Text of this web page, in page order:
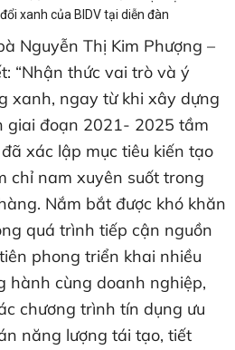
xanh của BIDV tại diễn đàn
Nguyễn Thị Kim Phượng –
“Nhận thức vai trò và ý
xanh, ngay từ khi xây dựng
giai đoạn 2021- 2025 tầm
xác lập mục tiêu kiến tạo
chỉ nam xuyên suốt trong
Nắm bắt được khó khăn
quá trình tiếp cận nguồn
phong triển khai nhiều
hành cùng doanh nghiệp,
chương trình tín dụng ưu
năng lượng tái tạo, tiết